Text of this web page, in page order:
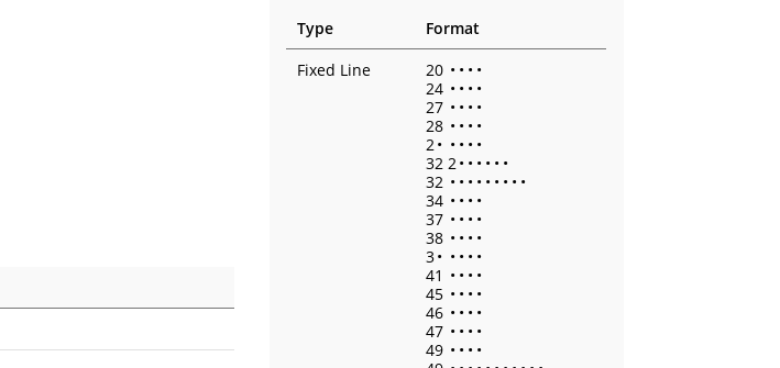
Type
Format
Fixed Line
20 • • • •
24 • • • •
27 • • • •
28 • • • •
2• • • • •
32 2• • • • • •
32 • • • • • • • • •
34 • • • •
37 • • • •
38 • • • •
3• • • • •
41 • • • •
45 • • • •
46 • • • •
47 • • • •
49 • • • •